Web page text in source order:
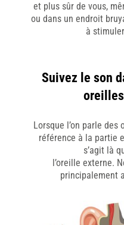
et plus sûr de vous,
ou dans un endroit
à
Suivez le son
Lorsque l’on parle
référence à la partie
s’agit là
l’oreille externe.
principalement